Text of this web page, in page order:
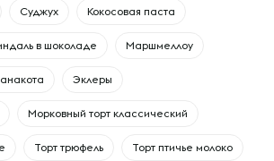
Суджух Кокосовая паста
в шоколаде Маршмеллоу
Эклеры
Морковный торт классический
Торт трюфель Торт птичье молоко